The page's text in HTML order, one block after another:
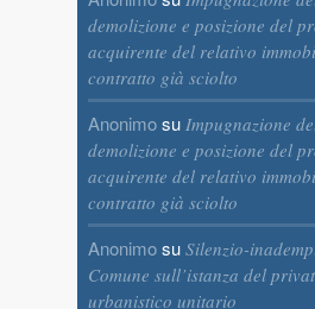
demolizione e posizione del
acquirente del relativo
contratto già sciolto
Anonimosu Impugnazione
demolizione e posizione del
acquirente del relativo
contratto già sciolto
Anonimosu Silenzio-
Comune sull’istanza del
urbanistico unitario